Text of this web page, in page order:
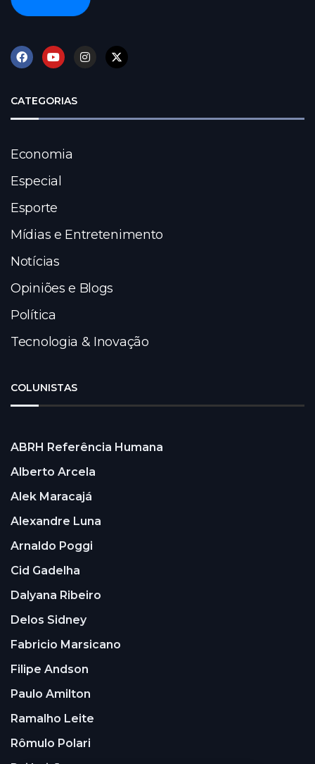
CATEGORIAS
Economia
Especial
Esporte
Mídias e Entretenimento
Notícias
Opiniões e Blogs
Política
Tecnologia & Inovação
COLUNISTAS
ABRH Referência Humana
Alberto Arcela
Alek Maracajá
Alexandre Luna
Arnaldo Poggi
Cid Gadelha
Dalyana Ribeiro
Delos Sidney
Fabricio Marsicano
Filipe Andson
Paulo Amilton
Ramalho Leite
Rômulo Polari